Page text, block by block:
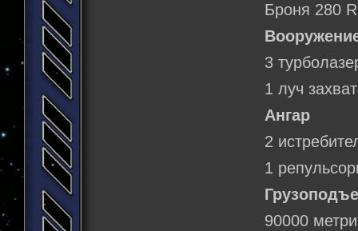
Броня 280
3
1 луч
Ангар
2
1
90000